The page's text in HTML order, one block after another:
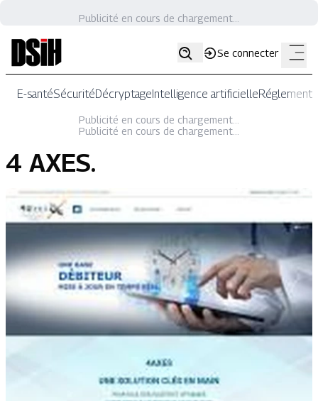
Publicité en cours de chargement...
Se connecter
E-santéSécuritéDécryptageIntelligence artificielle
Publicité en cours de chargement...
Publicité en cours de chargement...
4 AXES.